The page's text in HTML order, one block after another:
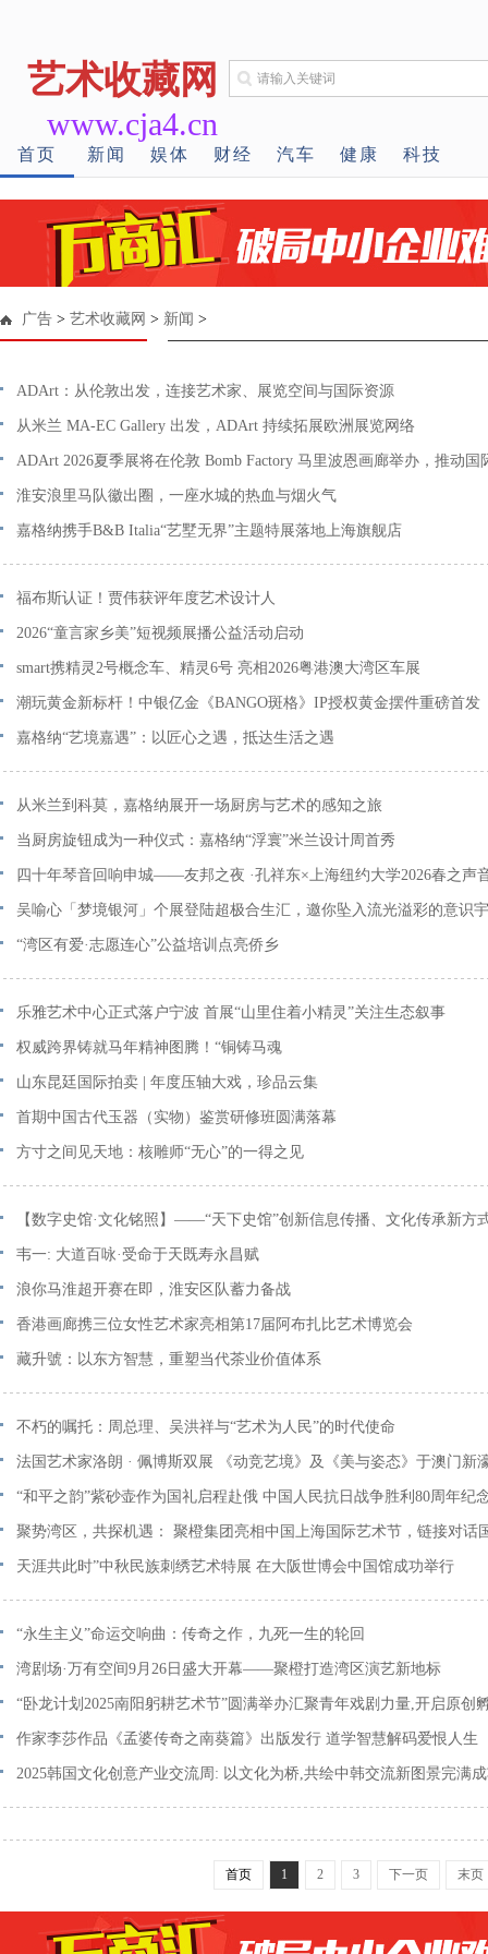
艺术收藏网
www.cja4.cn
首页 新闻 娱体 财经 汽车 健康 科技
广告 > 艺术收藏网 > 新闻 >
ADArt：从伦敦出发，连接艺术家、展览空间与国际资源
从米兰 MA-EC Gallery 出发，ADArt 持续拓展欧洲展览网络
ADArt 2026夏季展将在伦敦 Bomb Factory 马里波恩画廊举办，推动国
入伦敦本土艺术版图
淮安浪里马队徽出圈，一座水城的热血与烟火气
嘉格纳携手B&B Italia“艺墅无界”主题特展落地上海旗舰店
福布斯认证！贾伟获评年度艺术设计人
2026“童言家乡美”短视频展播公益活动启动
smart携精灵2号概念车、精灵6号 亮相2026粤港澳大湾区车展
潮玩黄金新标杆！中银亿金《BANGO斑格》IP授权黄金摆件重磅首发
嘉格纳“艺境嘉遇”：以匠心之遇，抵达生活之遇
从米兰到科莫，嘉格纳展开一场厨房与艺术的感知之旅
当厨房旋钮成为一种仪式：嘉格纳“浮寰”米兰设计周首秀
四十年琴音回响申城——友邦之夜 ·孔祥东×上海纽约大学2026春之声
吴喻心「梦境银河」个展登陆超极合生汇，邀你坠入流光溢彩的意识
“湾区有爱·志愿连心”公益培训点亮侨乡
乐雅艺术中心正式落户宁波 首展“山里住着小精灵”关注生态叙事
权威跨界铸就马年精神图腾！“铜铸马魂
山东昆廷国际拍卖 | 年度压轴大戏，珍品云集
首期中国古代玉器（实物）鉴赏研修班圆满落幕
方寸之间见天地：核雕师“无心”的一得之见
【数字史馆·文化铭照】——“天下史馆”创新信息传播、文化传承新方
韦一: 大道百咏·受命于天既寿永昌赋
浪你马淮超开赛在即，淮安区队蓄力备战
香港画廊携三位女性艺术家亮相第17届阿布扎比艺术博览会
藏升號：以东方智慧，重塑当代茶业价值体系
不朽的嘱托：周总理、吴洪祥与“艺术为人民”的时代使命
法国艺术家洛朗 · 佩博斯双展 《动竞艺境》及《美与姿态》于澳门新
揭幕
“和平之韵”紫砂壶作为国礼启程赴俄 中国人民抗日战争胜利80周年纪
承载友谊使命
聚势湾区，共探机遇： 聚橙集团亮相中国上海国际艺术节，链接对话
量
天涯共此时”中秋民族刺绣艺术特展 在大阪世博会中国馆成功举行
“永生主义”命运交响曲：传奇之作，九死一生的轮回
湾剧场·万有空间9月26日盛大开幕——聚橙打造湾区演艺新地标
“卧龙计划2025南阳躬耕艺术节”圆满举办汇聚青年戏剧力量,开启原创
作家李莎作品《孟婆传奇之南葵篇》出版发行 道学智慧解码爱恨人生
2025韩国文化创意产业交流周: 以文化为桥,共绘中韩交流新图景完满
首页 1 2 3 下一页 末页